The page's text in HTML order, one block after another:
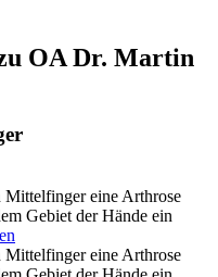
OA Dr. Martin
Mittelfinger eine Arthrose
Gebiet der Hände ein
Mittelfinger eine Arthrose